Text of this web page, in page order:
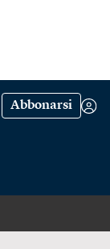
Abbonarsi